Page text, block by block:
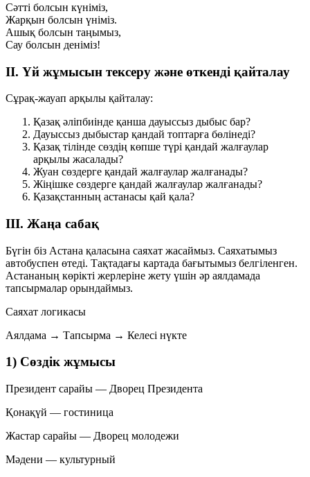
Сәтті болсын күніміз,
Жарқын болсын үніміз.
Ашық болсын таңымыз,
Сау болсын деніміз!
II. Үй жұмысын тексеру және өткенді қайталау
Сұрақ-жауап арқылы қайталау:
Қазақ әліпбиінде қанша дауыссыз дыбыс бар?
Дауыссыз дыбыстар қандай топтарға бөлінеді?
Қазақ тілінде сөздің көпше түрі қандай жалғаулар
арқылы жасалады?
Жуан сөздерге қандай жалғаулар жалғанады?
Жіңішке сөздерге қандай жалғаулар жалғанады?
Қазақстанның астанасы қай қала?
III. Жаңа сабақ
Бүгін біз Астана қаласына саяхат жасаймыз. Саяхатымыз
автобуспен өтеді. Тақтадағы картада бағытымыз белгіленген.
Астананың көрікті жерлеріне жету үшін әр аялдамада
тапсырмалар орындаймыз.
Саяхат логикасы
Аялдама → Тапсырма → Келесі нүкте
1) Сөздік жұмысы
Президент сарайы — Дворец Президента
Қонақүй — гостиница
Жастар сарайы — Дворец молодежи
Мәдени — культурный